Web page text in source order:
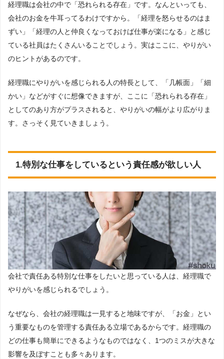
経理職は会社の中で「恐れられる存在」です。なんといっても、
会社のお金を牛耳ってるわけですから。「経理を怒らせるのはま
ずい」「経理の人と仲良くなっておけば仕事が楽になる」と感じ
ている社員はたくさんいることでしょう。実はここに、やりがい
のヒントがあるのです。
経理職にやりがいを感じられる人の特長として、「几帳面」「細
かい」などがすぐに想像できますが、ここに「恐れられる存在」
としてのあり方がプラスされると、やりがいの幅がより広がりま
す。さっそく見ていきましょう。
1.特別な仕事をしているという責任感が欲しい人
会社で責任ある特別な仕事をしたいと思っている人は、経理職で
やりがいを感じられるでしょう。
なぜなら、会社の経理職は一見すると地味ですが、「お金」とい
う重要なものを管理する責任ある立場であるからです。経理職の
どの仕事も簡単にできるようなものではなく、1つのミスが大きな
影響を及ぼすことも多々あります。